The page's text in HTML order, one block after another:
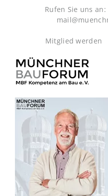
Rufen Sie uns an:
Mitglied werden